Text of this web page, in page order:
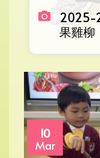
2025-
果雞柳
10
Mar